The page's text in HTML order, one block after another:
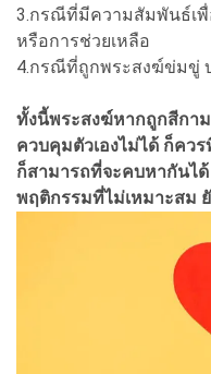
3.กรณีที่มีความสัมพันธ์เพื่
หรือการช่วยเหลือ
4.กรณีที่ถูกพระสงฆ์ข่มขู่
ทั้งนี้พระสงฆ์หากถูกสีกา
ควบคุมตัวเองไม่ได้ ก็คว
ก็สามารถที่จะคบหากันได้
พฤติกรรมที่ไม่เหมาะสม